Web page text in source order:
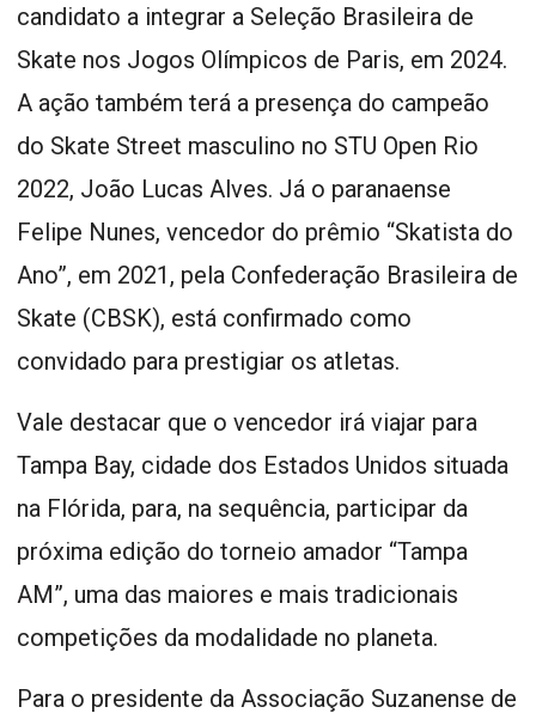
candidato a integrar a Seleção Brasileira de
Skate nos Jogos Olímpicos de Paris, em 2024.
A ação também terá a presença do campeão
do Skate Street masculino no STU Open Rio
2022, João Lucas Alves. Já o paranaense
Felipe Nunes, vencedor do prêmio “Skatista do
Ano”, em 2021, pela Confederação Brasileira de
Skate (CBSK), está confirmado como
convidado para prestigiar os atletas.
Vale destacar que o vencedor irá viajar para
Tampa Bay, cidade dos Estados Unidos situada
na Flórida, para, na sequência, participar da
próxima edição do torneio amador “Tampa
AM”, uma das maiores e mais tradicionais
competições da modalidade no planeta.
Para o presidente da Associação Suzanense de